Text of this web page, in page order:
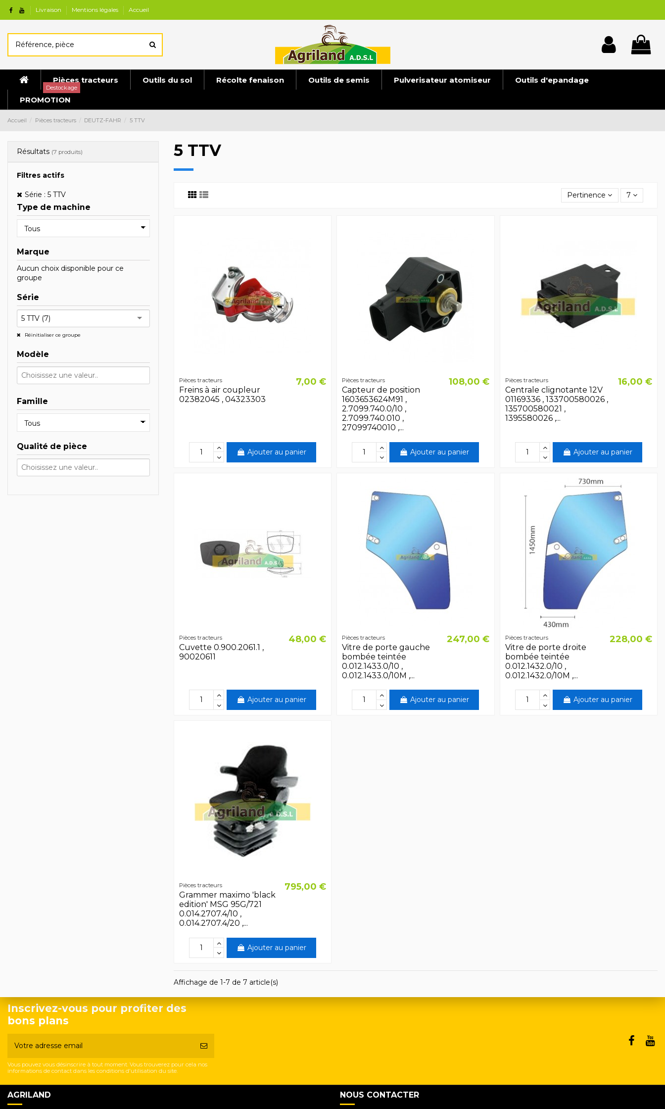
Livraison Mentions légales Accueil
Pièces tracteurs Outils du sol Récolte fenaison Outils de semis Pulverisateur atomiseur Outils d'epandage
PROMOTION
Destockage
Accueil Pièces tracteurs DEUTZ-FAHR 5 TTV
5 TTV
Pertinence 7
Pièces tracteurs
Freins à air coupleur
02382045 , 04323303
7,00 €
Ajouter au panier
Pièces tracteurs
Capteur de position
1603653624M91 ,
2.7099.740.0/10 ,
2.7099.740.010 ,
27099740010 ,...
108,00 €
Ajouter au panier
Pièces tracteurs
Centrale clignotante 12V
01169336 , 133700580026 ,
135700580021 ,
1395580026 ,...
16,00 €
Ajouter au panier
Pièces tracteurs
Cuvette 0.900.2061.1 ,
90020611
48,00 €
Ajouter au panier
Pièces tracteurs
Vitre de porte gauche
bombée teintée
0.012.1433.0/10 ,
0.012.1433.0/10M ,...
247,00 €
Ajouter au panier
Pièces tracteurs
Vitre de porte droite
bombée teintée
0.012.1432.0/10 ,
0.012.1432.0/10M ,...
228,00 €
Ajouter au panier
Pièces tracteurs
Grammer maximo 'black
edition' MSG 95G/721
0.014.2707.4/10 ,
0.014.2707.4/20 ,...
795,00 €
Ajouter au panier
Affichage de 1-7 de 7 article(s)
Résultats (7 produits)
Filtres actifs
Série : 5 TTV
Type de machine
Marque
Aucun choix disponible pour ce
groupe
Série
5 TTV (7)
Réinitialiser ce groupe
Modèle
Famille
Qualité de pièce
Inscrivez-vous pour profiter des
bons plans
Vous pouvez vous désinscrire à tout moment. Vous trouverez pour cela nos
informations de contact dans les conditions d'utilisation du site.
AGRILAND NOUS CONTACTER